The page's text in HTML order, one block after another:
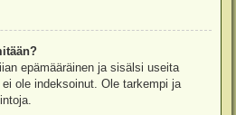
epämääräinen ja sisälsi useita
ole indeksoinut. Ole tarkempi ja